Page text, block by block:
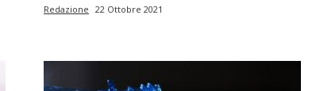
Redazione 22 Ottobre 2021